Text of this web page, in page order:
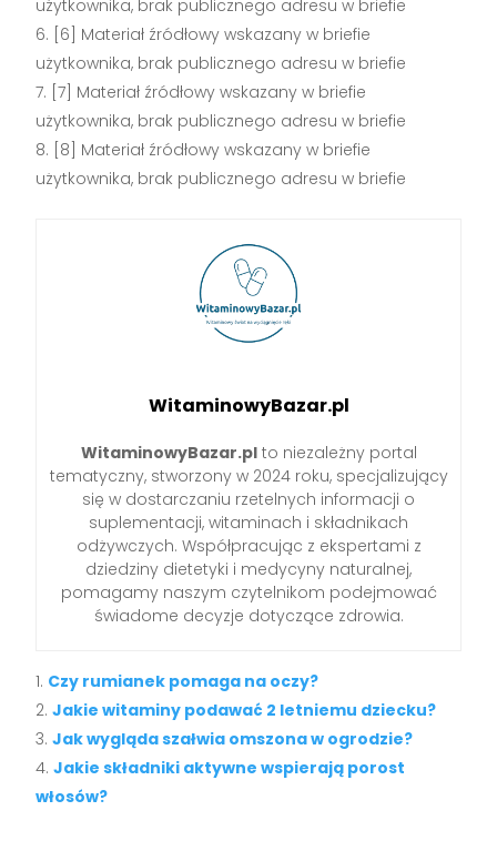
użytkownika, brak publicznego adresu w briefie
[6] Materiał źródłowy wskazany w briefie
użytkownika, brak publicznego adresu w briefie
[7] Materiał źródłowy wskazany w briefie
użytkownika, brak publicznego adresu w briefie
[8] Materiał źródłowy wskazany w briefie
użytkownika, brak publicznego adresu w briefie
WitaminowyBazar.pl
WitaminowyBazar.plto niezależny portal
tematyczny, stworzony w 2024 roku, specjalizujący
się w dostarczaniu rzetelnych informacji o
suplementacji, witaminach i składnikach
odżywczych. Współpracując z ekspertami z
dziedziny dietetyki i medycyny naturalnej,
pomagamy naszym czytelnikom podejmować
świadome decyzje dotyczące zdrowia.
Czy rumianek pomaga na oczy?
Jakie witaminy podawać 2 letniemu dziecku?
Jak wygląda szałwia omszona w ogrodzie?
Jakie składniki aktywne wspierają porost
włosów?